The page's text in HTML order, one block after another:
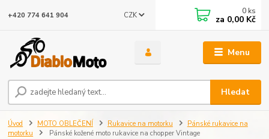
Menu
CZK
Hledat
+420 774 641 904 0 ks
za 0,00 Kč
Úvod MOTO OBLEČENÍ Rukavice na motorku
Pánské rukavice na
motorku
Pánské kožené moto rukavice na chopper Vintage